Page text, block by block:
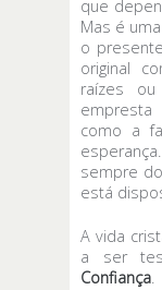
que
Mas é
o
original
raízes
como a
sempre
está
A vida
a ser
Confiança.